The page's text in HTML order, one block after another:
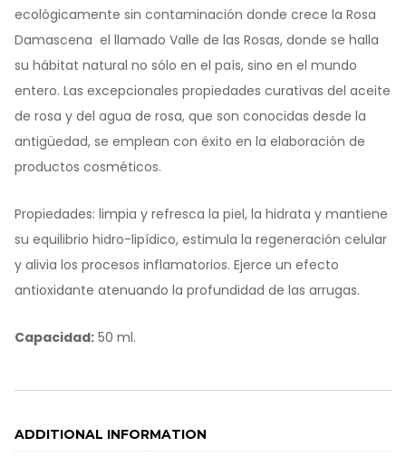
ecológicamente sin contaminación donde crece la Rosa
Damascena  el llamado Valle de las Rosas, donde se halla
su hábitat natural no sólo en el país, sino en el mundo
entero. Las excepcionales propiedades curativas del aceite
de rosa y del agua de rosa, que son conocidas desde la
antigüedad, se emplean con éxito en la elaboración de
productos cosméticos.
Propiedades: limpia y refresca la piel, la hidrata y mantiene
su equilibrio hidro-lipídico, estimula la regeneración celular
y alivia los procesos inflamatorios. Ejerce un efecto
antioxidante atenuando la profundidad de las arrugas.
Capacidad: 50 ml.
ADDITIONAL INFORMATION